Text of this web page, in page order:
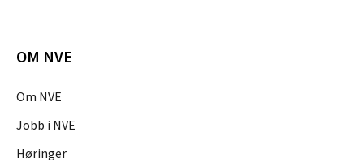
OM NVE
Om NVE
Jobb i NVE
Høringer